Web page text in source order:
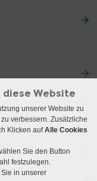
diese Website
unserer Website zu
verbessern. Zusätzliche
Klicken aufAlle Cookies
Sie den Button
festzulegen.
in unserer